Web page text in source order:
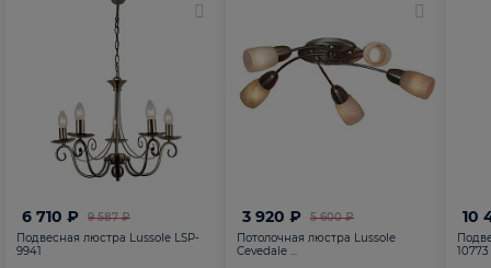
9 587 ₽
6 710 ₽
Подвесная люстра Lussole LSP-
9941
5 600 ₽
3 920 ₽
Потолочная люстра Lussole
Cevedale ...
10
10773